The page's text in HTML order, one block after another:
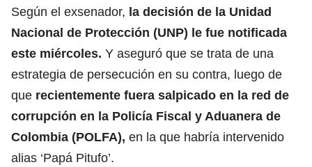
Según el exsenador, la decisión de la Unidad
Nacional de Protección (UNP) le fue notificada
este miércoles. Y aseguró que se trata de una
estrategia de persecución en su contra, luego de
que recientemente fuera salpicado en la red de
corrupción en la Policía Fiscal y Aduanera de
Colombia (POLFA), en la que habría intervenido
alias ‘Papá Pitufo’.